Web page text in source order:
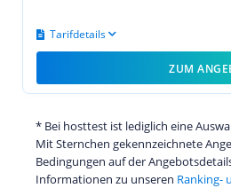
Tarifdetails
ZUM
* Bei hosttest ist lediglich eine
Mit Sternchen gekennzeichnete
Bedingungen auf der
Informationen zu unseren Ranking-